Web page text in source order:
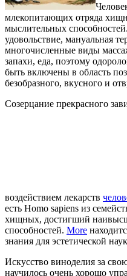
млекопитающих отряда
мыслительных способностей.
удовольствие, мануальная
многочисленные виды
запахи, еда, поэтому
быть включены в область
безобразного, вкусного и
Созерцание прекрасного
воздействием лекарств
есть Homo sapiens из
хищных, достигший
способностей. More
знания для эстетической
Искусство виноделия за
научилось очень хорошо